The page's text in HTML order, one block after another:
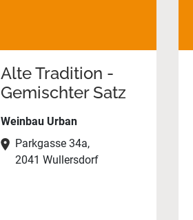
Alte Tradition -
Gemischter Satz
Weinbau Urban
Parkgasse 34a,
2041 Wullersdorf